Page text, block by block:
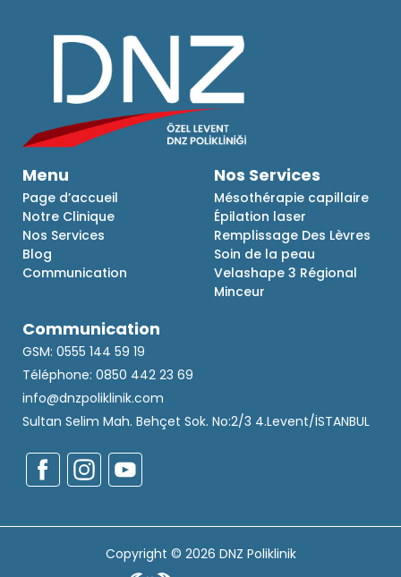
Menu
Page d’accueil
Notre Clinique
Nos Services
Blog
Communication
Nos Services
Mésothérapie capillaire
Épilation laser
Remplissage Des Lèvres
Soin de la peau
Velashape 3 Régional
Minceur
Communication
GSM: 0555 144 59 19
Téléphone: 0850 442 23 69
info@dnzpoliklinik.com
Sultan Selim Mah. Behçet Sok. No:2/3 4.Levent/İSTANBUL
Copyright © 2026 DNZ Poliklinik